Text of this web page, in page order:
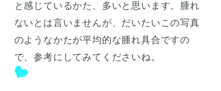
と感じているかた、多いと思います。腫れ
ないとは言いませんが、だいたいこの写真
のようなかたが平均的な腫れ具合ですの
で、参考にしてみてくださいね。